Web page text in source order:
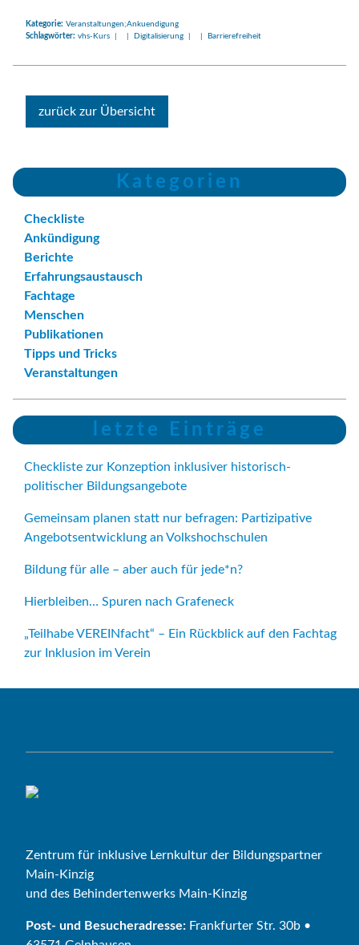
Kategorie: Veranstaltungen;Ankuendigung
Schlagwörter: vhs-Kurs | | Digitalisierung | | Barrierefreiheit
zurück zur Übersicht
Kategorien
Checkliste
Ankündigung
Berichte
Erfahrungsaustausch
Fachtage
Menschen
Publikationen
Tipps und Tricks
Veranstaltungen
letzte Einträge
Checkliste zur Konzeption inklusiver historisch-
politischer Bildungsangebote
Gemeinsam planen statt nur befragen: Partizipative
Angebotsentwicklung an Volkshochschulen
Bildung für alle – aber auch für jede*n?
Hierbleiben… Spuren nach Grafeneck
„Teilhabe VEREINfacht“ – Ein Rückblick auf den Fachtag
zur Inklusion im Verein
Zentrum für inklusive Lernkultur der Bildungspartner
Main-Kinzig
und des Behindertenwerks Main-Kinzig
Post- und Besucheradresse: Frankfurter Str. 30b •